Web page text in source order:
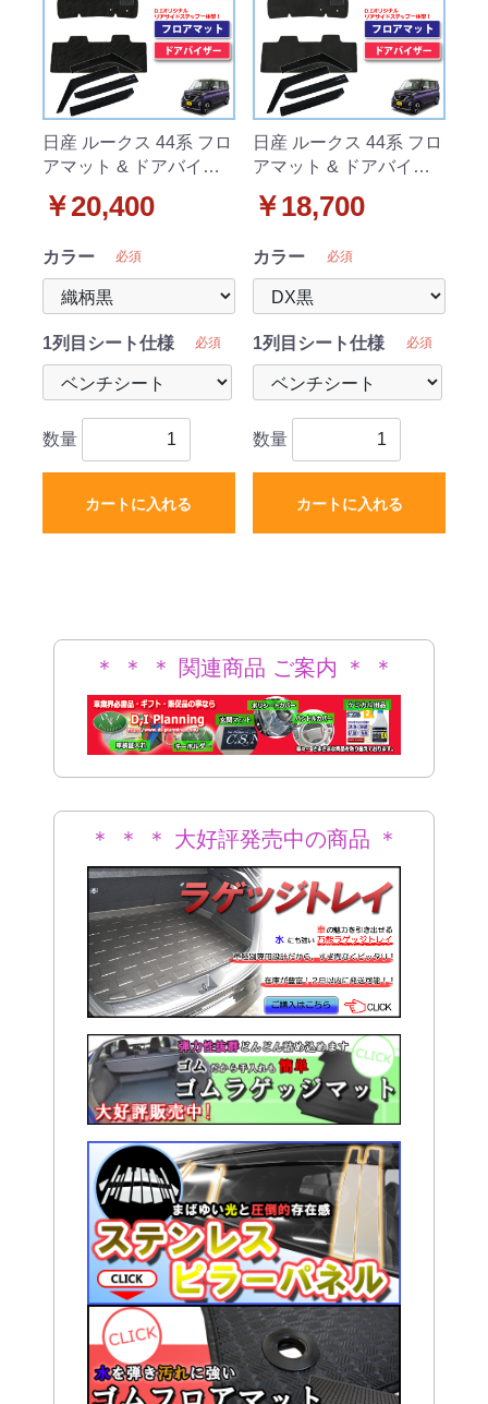
日産 ルークス 44系 フロ
アマット & ドアバイザ
社外新品
￥20,400
カラー 必須
1列目シート仕様 必須
数量
カートに入れる
日産 ルークス 44系 フロ
アマット & ドアバイザ
社外新品
￥18,700
カラー 必須
1列目シート仕様 必須
数量
カートに入れる
＊ ＊ ＊ 関連商品 ご案内 ＊ ＊
＊
＊ ＊ ＊ 大好評発売中の商品 ＊
＊ ＊